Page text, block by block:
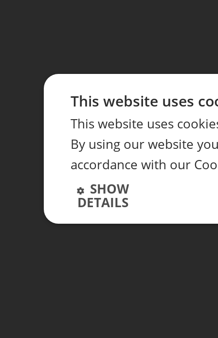
This website uses
This website uses
By using our website
accordance with our
SHOW
DETAILS